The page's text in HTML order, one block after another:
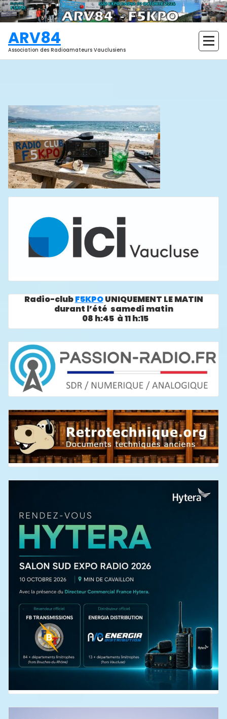
Aller
au
contenu
ARV84
Association des Radioamateurs Vauclusiens
Radio-clubF5KPOUNIQUEMENT LE MATIN
durant l’été samedi matin
08 h:45 à 11 h:15